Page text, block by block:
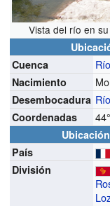
Vista del río en
Cuenca
Nacimiento
Desembocadura
Coordenadas
País
División